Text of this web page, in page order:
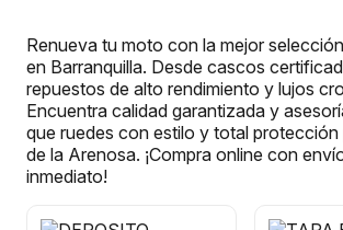
Renueva tu moto con la mejor
en Barranquilla. Desde cascos
repuestos de alto rendimiento y lujos
Encuentra calidad garantizada y
que ruedes con estilo y total protección
de la Arenosa. ¡Compra online con
inmediato!